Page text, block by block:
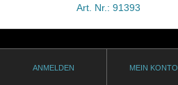
Art. Nr.: 91393
ANMELDEN MEIN KONTO